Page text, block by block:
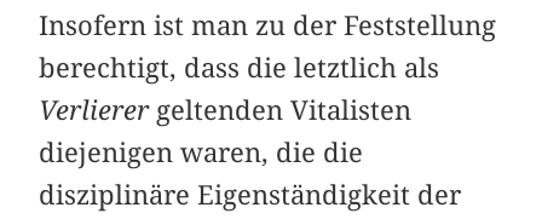
Insofern ist man zu der Feststellung
berechtigt, dass die letztlich als
Verlierer geltenden Vitalisten
diejenigen waren, die die
disziplinäre Eigenständigkeit der